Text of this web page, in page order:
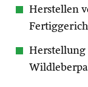
Herstellen